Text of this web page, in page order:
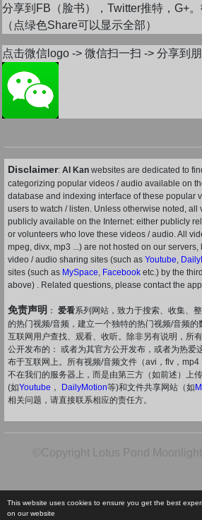
This website uses cookies to ensure you get the best
on our website
分享到FB（脸书），Twitter推特，G+
（点绿色Share可以显示全部）
点击微信logo -> 微信扫一扫 -> 分享到
Disclaimer: AI Kan websites are dedicated to
categorizing popular videos / audio available on
database and indexing interface of these popular
users to watch / listen. Unless otherwise noted, all
publicly available on the Internet: either publicly
or volunteers who love these videos / audio. All
mpeg, divx, mp3 ...) are not hosted on our
video / audio sharing sites (such as Youtube
sites (such as MySpace Facebook etc.) by the
above) . Related questions, please contact the
免责声明 ： 爱看系列网站，致力于搜索、收集、
的热门视频/音频，建立一个独特的热门视频/音频
互联网用户查找、观看、收听。除非另有说明，所
公开发布的： 或者为其官方公开发布，或者为热爱
布于互联网上。所有视频/音频文件（avi，flv，
不在我们的服务器上，而是由第三方（如前述）上
(如Youtube ， DailyMotion等)和文件共享网站（如
相关问题，请直接联系相应的责任方。
©Copyright Lotus Pond